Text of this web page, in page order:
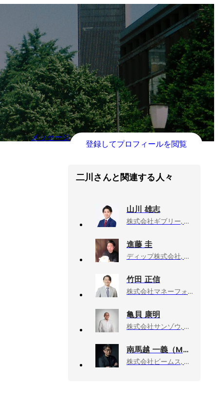
メッセージ
登録してプロフィールを閲覧
二川さんと関連する人々
山川 雄志
株式会社ギブリー, 取締役
進藤 圭
ディップ株式会社, BizOps本部長
竹田 正信
株式会社マネーフォワード, 取締役執行役員 Money Forward Business Company COO
亀貝 康明
株式会社サンゾウ, 代表取締役
南馬越 一義（MAGO）
株式会社ビームス, ディレクターズルーム エグゼクティブディレクター